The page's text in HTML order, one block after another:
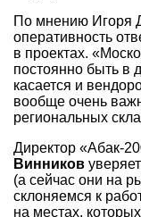
По мнению Игоря
оперативность
в проектах.
постоянно быть в
касается и
вообще очень
региональных
Директор «Абак-
Винников
(а сейчас они на
склоняемся к
на местах,